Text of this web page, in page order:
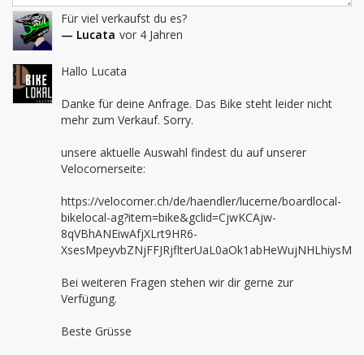
Für viel verkaufst du es?
— Lucata vor 4 Jahren
Hallo Lucata
Danke für deine Anfrage. Das Bike steht leider nicht
mehr zum Verkauf. Sorry.
unsere aktuelle Auswahl findest du auf unserer
Velocornerseite:
https://velocorner.ch/de/haendler/lucerne/boardlocal-
bikelocal-ag?item=bike&gclid=CjwKCAjw-
8qVBhANEiwAfjXLrt9HR6-
Bei weiteren Fragen stehen wir dir gerne zur
Verfügung.
Beste Grüsse